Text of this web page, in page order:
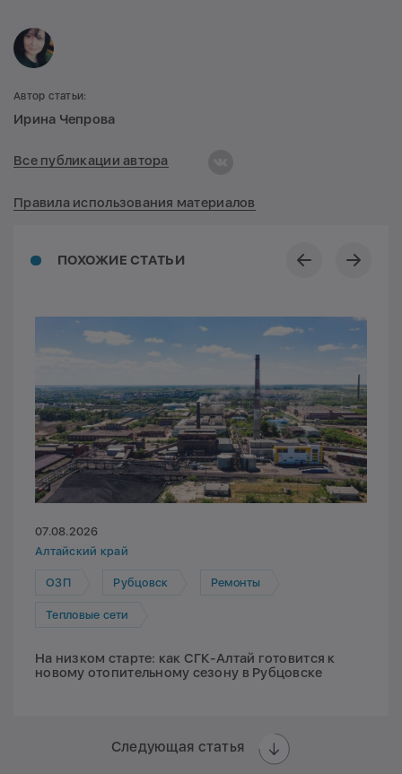
ПОХОЖИЕ СТАТЬИ
07.08.2026
Алтайский край
ОЗП Рубцовск Ремонты
Тепловые сети
На низком старте: как СГК-Алтай готовится к
новому отопительному сезону в Рубцовске
Следующая статья
Автор статьи:
Ирина Чепрова
Все публикации автора
Правила использования материалов